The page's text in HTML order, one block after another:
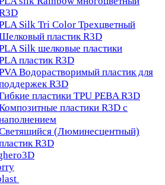
Silk Tri Color Трехцветный
пластик R3D
Silk шелковые пластики
пластик R3D
Водорастворимый пластик для
R3D
пластики TPU PEBA R3D
пластики R3D с
(Люминесцентный)
R3D